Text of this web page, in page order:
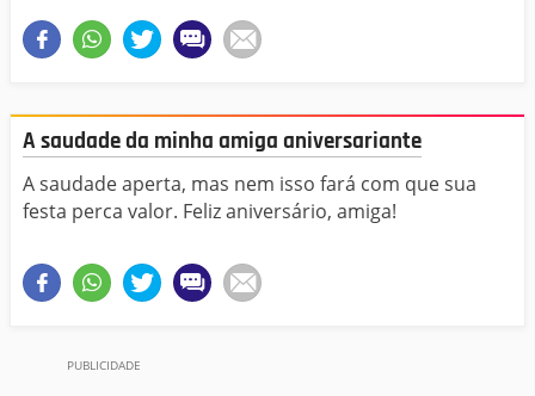
A saudade da minha amiga aniversariante
A saudade aperta, mas nem isso fará com que sua
festa perca valor. Feliz aniversário, amiga!